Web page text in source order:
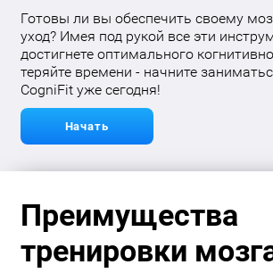
Готовы ли вы обеспечить своему
уход? Имея под рукой все эти
достигнете оптимального
теряйте времени - начните
CogniFit уже сегодня!
Начать
Преимущества
тренировки